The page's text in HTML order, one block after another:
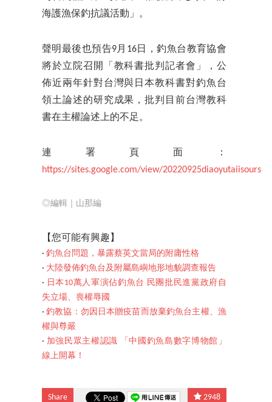
海護漁保釣抗議活動」。
聲明最後也預告9月16日，釣魚台教育協會
將於立院召開「教科書批判記者會」，公
佈近兩年針對台灣與日本教科書對釣魚台
領土論述的研究成果，批判目前台灣教科
書在主權論述上的不足。
連署頁面：
https://sites.google.com/view/20220925diaoyutaiisours
◎編輯｜山那編
【您可能有興趣】
‧ 釣魚台問題，暴露蔡英文當局的附庸性格
‧ 大陸發佈釣魚台及附屬島嶼地形地貌調查報告
‧ 日本10萬人軍演佔釣魚台 民團批民進黨政府自
失立場、喪權辱國
‧釣教協：勿因日本贈疫苗而放棄釣魚台主權、漁
權與尊嚴
‧ 加強民眾主權認識 「中國釣魚島數字博物館」
線上開幕！
Share 2948